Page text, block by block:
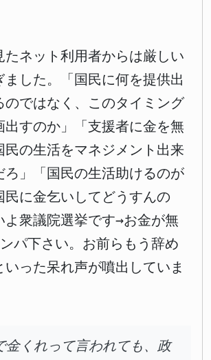
たネット利用者からは厳しい
ました。「国民に何を提供出
のではなく、このタイミング
出すのか」「支援者に金を無
民の生活をマネジメント出来
ろ」「国民の生活助けるのが
民に金乞いしてどうすんの
よ衆議院選挙です→お金が無
パ下さい。お前らもう辞め
いった呆れ声が噴出していま
金くれって言われても、政